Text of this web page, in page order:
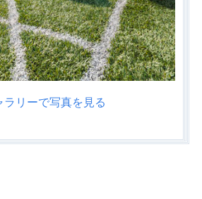
ラリーで写真を見る